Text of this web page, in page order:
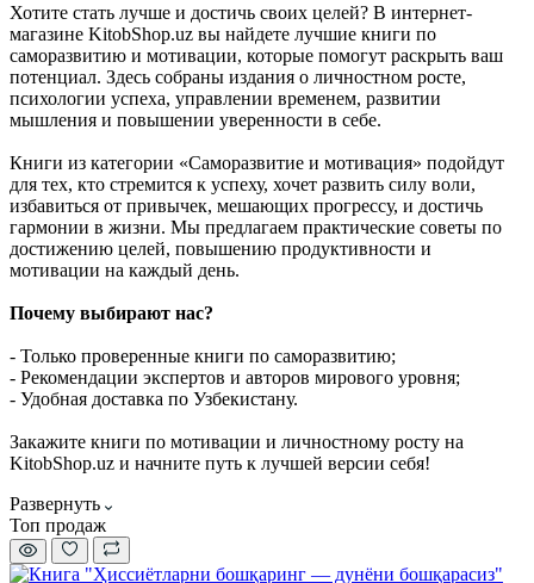
Хотите стать лучше и достичь своих целей? В интернет-
магазине KitobShop.uz вы найдете лучшие книги по
саморазвитию и мотивации, которые помогут раскрыть ваш
потенциал. Здесь собраны издания о личностном росте,
психологии успеха, управлении временем, развитии
мышления и повышении уверенности в себе.
Книги из категории «Саморазвитие и мотивация» подойдут
для тех, кто стремится к успеху, хочет развить силу воли,
избавиться от привычек, мешающих прогрессу, и достичь
гармонии в жизни. Мы предлагаем практические советы по
достижению целей, повышению продуктивности и
мотивации на каждый день.
Почему выбирают нас?
- Только проверенные книги по саморазвитию;
- Рекомендации экспертов и авторов мирового уровня;
- Удобная доставка по Узбекистану.
Закажите книги по мотивации и личностному росту на
KitobShop.uz и начните путь к лучшей версии себя!
Развернуть
Топ продаж